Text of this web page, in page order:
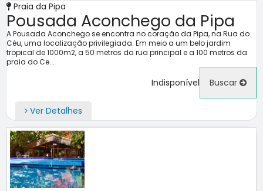
Praia da Pipa
Pousada Aconchego da Pipa
A Pousada Aconchego se encontra no coração da Pipa, na Rua do
Céu, uma localização privilegiada. Em meio a um belo jardim
tropical de 1000m2, a 50 metros da rua principal e a 100 metros da
praia do Ce...
Indisponível Buscar
Ver Detalhes